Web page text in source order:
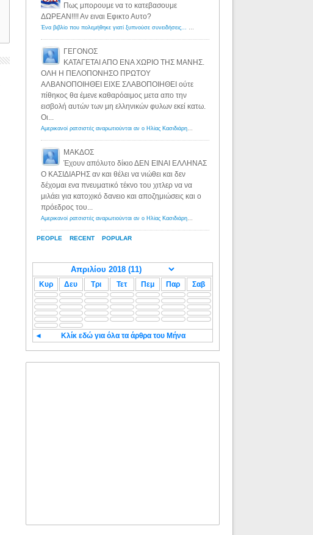
PEOPLE RECENT POPULAR
Πως μπορουμε να το κατεβασουμε
ΔΩΡΕΑΝ!!!! Αν ειναι Εφικτο Αυτο?
Ένα βιβλίο που πολεμήθηκε γιατί ξυπνούσε συνειδήσεις... - Λόγιος Ερμής | Η γνώση ξεκινάει με την αναζήτηση...
ΓΕΓΟΝΟΣ
ΚΑΤΑΓΕΤΑΙ ΑΠΟ ΕΝΑ ΧΩΡΙΟ ΤΗΣ ΜΑΝΗΣ.
ΟΛΗ Η ΠΕΛΟΠΟΝΗΣΟ ΠΡΩΤΟΥ
ΑΛΒΑΝΟΠΟΙΗΘΕΙ ΕΙΧΕ ΣΛΑΒΟΠΟΙΗΘΕΙ ούτε
πίθηκος θα έμενε καθαρόαιμος μετα απο την
εισβολή αυτών των μη ελληνικών φυλων εκεί κατω.
Οι...
Αμερικανοί ρατσιστές αναρωτιούνται αν ο Ηλίας Κασιδιάρης ανήκει στη λευκή φυλή... - Λόγιος Ερμής
ΜΑΚΔΟΣ
Έχουν απόλυτο δίκιο ΔΕΝ ΕΙΝΑΙ ΕΛΛΗΝΑΣ
Ο ΚΑΣΙΔΙΑΡΗΣ αν και θέλει να νιώθει και δεν
δέχομαι ενα πνευματικό τέκνο του χιτλερ να να
μιλάει για κατοχικό δανειο και αποζημιώσεις και ο
πρόεδρος του...
Αμερικανοί ρατσιστές αναρωτιούνται αν ο Ηλίας Κασιδιάρης ανήκει στη λευκή φυλή... - Λόγιος Ερμής
Κυρ Δευ Τρι Τετ Πεμ Παρ Σαβ
◄ Κλίκ εδώ για όλα τα άρθρα του Μήνα